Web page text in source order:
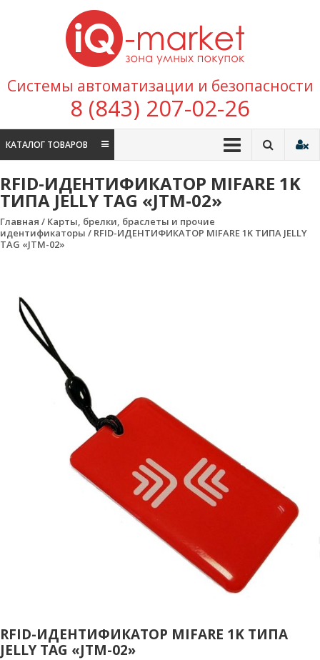
Перейти к содержимому
покупок
Системы автоматизации и безопасности
8 (843) 207-02-26
КАТАЛОГ ТОВАРОВ
RFID-ИДЕНТИФИКАТОР MIFARE 1K
ТИПА JELLY TAG «JTM-02»
Главная / Карты, брелки, браслеты и прочие
идентификаторы / RFID-ИДЕНТИФИКАТОР MIFARE 1K ТИПА JELLY
TAG «JTM-02»
RFID-ИДЕНТИФИКАТОР MIFARE 1K ТИПА
JELLY TAG «JTM-02»